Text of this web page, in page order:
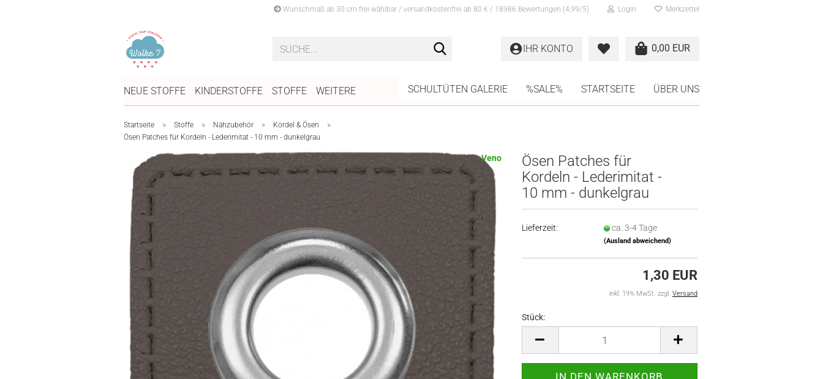
Wunschmaß ab 30 cm frei wählbar / versandkostenfrei ab 80 € / 18986 Bewertungen (4,99/5) Login Merkzettel
0,00 EUR
IHR KONTO
NEUE STOFFE KINDERSTOFFE STOFFE SCHULTÜTEN GALERIE %SALE% STARTSEITE ÜBER UNS
WEITERE
Startseite » Stoffe » Nähzubehör » Kordel & Ösen »
Ösen Patches für Kordeln - Lederimitat - 10 mm - dunkelgrau
Veno
Ösen Patches für
Kordeln - Lederimitat -
10 mm - dunkelgrau
Lieferzeit: ca. 3-4 Tage
(Ausland abweichend)
1,30 EUR
inkl. 19% MwSt. zzgl. Versand
Stück:
Stück